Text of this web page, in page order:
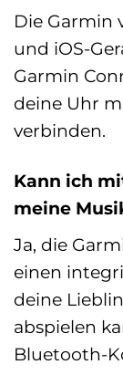
Die Garmin
und iOS-
Garmin
deine Uhr
verbinden.
Kann ich
meine
Ja, die
einen
deine
abspielen
Bluetooth-